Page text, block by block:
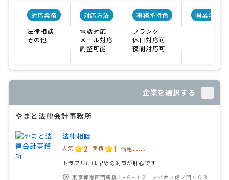
対応業務
法律相談
その他
対応方法
電話対応
メール対応
調整可能
事務所特色
フランク
休日対応可
夜間対応可
開業年
企業を選択する
やまと法律会計事務所
法律相談
人気 2 実績 1 価格 -----
トラブルには早めの対策が肝心です
東京都港区西新橋１−６−１２ アイオス虎ノ門５０３